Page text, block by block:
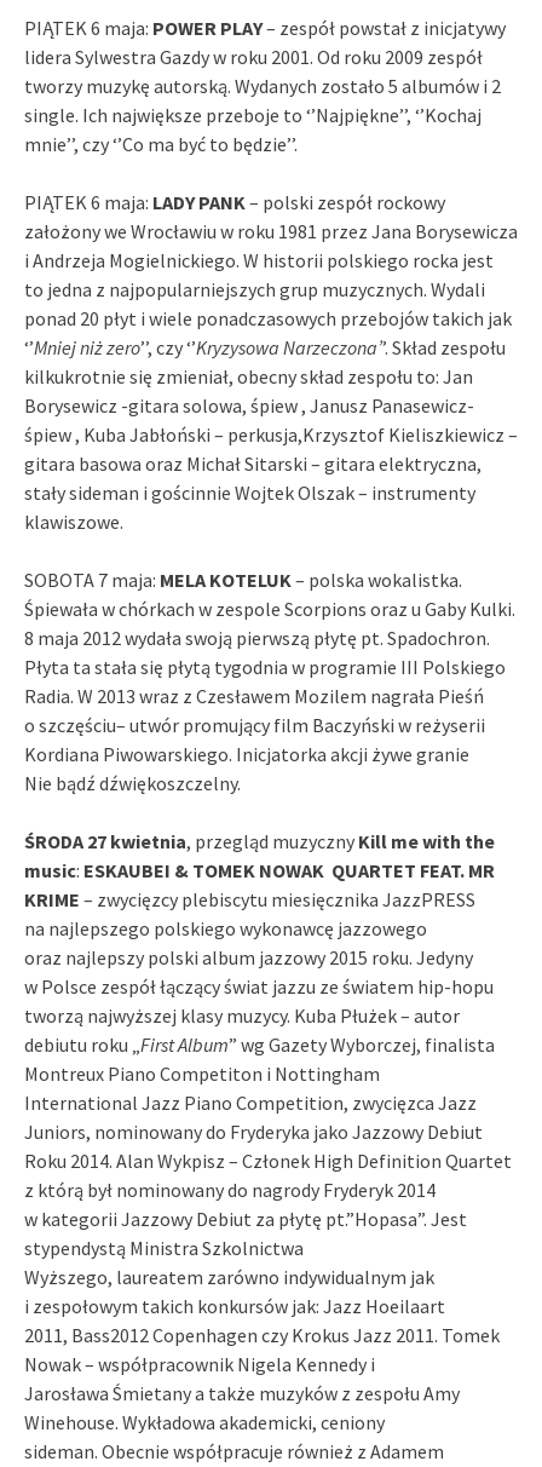
PIĄTEK 6 maja: POWER PLAY– zespół powstał z inicjatywy
lidera Sylwestra Gazdy w roku 2001. Od roku 2009 zespół
tworzy muzykę autorską. Wydanych zostało 5 albumów i 2
single. Ich największe przeboje to ‘’Najpiękne’’, ‘’Kochaj
mnie’’, czy ‘’Co ma być to będzie’’.
PIĄTEK 6 maja: LADY PANK– polski zespół rockowy
założony we Wrocławiu w roku 1981 przez Jana Borysewicza
i Andrzeja Mogielnickiego. W historii polskiego rocka jest
to jedna z najpopularniejszych grup muzycznych. Wydali
ponad 20 płyt i wiele ponadczasowych przebojów takich jak
‘’Mniej niż zero’’, czy ‘’Kryzysowa Narzeczona’’. Skład zespołu
kilkukrotnie się zmieniał, obecny skład zespołu to: Jan
Borysewicz -gitara solowa, śpiew , Janusz Panasewicz-
śpiew , Kuba Jabłoński – perkusja,Krzysztof Kieliszkiewicz –
gitara basowa oraz Michał Sitarski – gitara elektryczna,
stały sideman i gościnnie Wojtek Olszak – instrumenty
klawiszowe.
SOBOTA 7 maja: MELA KOTELUK– polska wokalistka.
Śpiewała w chórkach w zespole Scorpions oraz u Gaby Kulki.
8 maja 2012 wydała swoją pierwszą płytę pt. Spadochron.
Płyta ta stała się płytą tygodnia w programie III Polskiego
Radia. W 2013 wraz z Czesławem Mozilem nagrała Pieśń
o szczęściu– utwór promujący film Baczyński w reżyserii
Kordiana Piwowarskiego. Inicjatorka akcji żywe granie
Nie bądź dźwiękoszczelny.
ŚRODA 27 kwietnia, przegląd muzyczny Kill me with the
music: ESKAUBEI & TOMEK NOWAK QUARTET FEAT. MR
KRIME – zwycięzcy plebiscytu miesięcznika JazzPRESS
na najlepszego polskiego wykonawcę jazzowego
oraz najlepszy polski album jazzowy 2015 roku. Jedyny
w Polsce zespół łączący świat jazzu ze światem hip-hopu
tworzą najwyższej klasy muzycy. Kuba Płużek – autor
debiutu roku „First Album” wg Gazety Wyborczej, finalista
Montreux Piano Competiton i Nottingham
International Jazz Piano Competition, zwycięzca Jazz
Juniors, nominowany do Fryderyka jako Jazzowy Debiut
Roku 2014. Alan Wykpisz – Członek High Definition Quartet
z którą był nominowany do nagrody Fryderyk 2014
w kategorii Jazzowy Debiut za płytę pt.”Hopasa”. Jest
stypendystą Ministra Szkolnictwa
Wyższego, laureatem zarówno indywidualnym jak
i zespołowym takich konkursów jak: Jazz Hoeilaart
2011, Bass2012 Copenhagen czy Krokus Jazz 2011. Tomek
Nowak – współpracownik Nigela Kennedy i
Jarosława Śmietany a także muzyków z zespołu Amy
Winehouse. Wykładowa akademicki, ceniony
sideman. Obecnie współpracuje również z Adamem